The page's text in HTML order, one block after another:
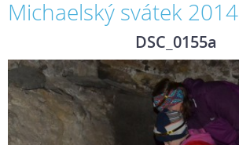
Michaelský svátek 2014
DSC_0155a